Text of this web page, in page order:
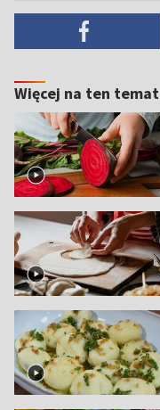
Więcej na ten temat